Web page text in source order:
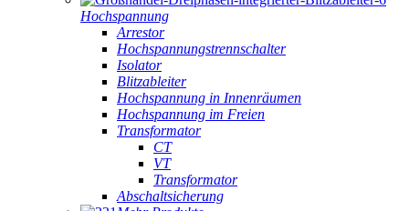
Hochspannung
Arrestor
Hochspannungstrennschalter
Isolator
Blitzableiter
Hochspannung in Innenräumen
Hochspannung im Freien
Transformator
CT
VT
Transformator
Abschaltsicherung